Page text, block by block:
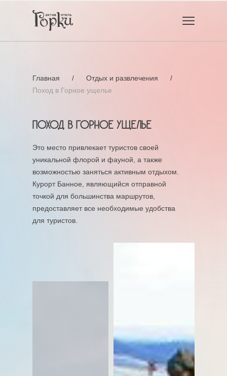
Главная / Отдых и развлечения
/
Поход в Горное ущелье
Поход в Горное ущелье
Это место привлекает туристов своей
уникальной флорой и фауной, а также
возможностью заняться активным отдыхом.
Курорт Банное, являющийся отправной
точкой для большинства маршрутов,
предоставляет все необходимые удобства
для туристов.